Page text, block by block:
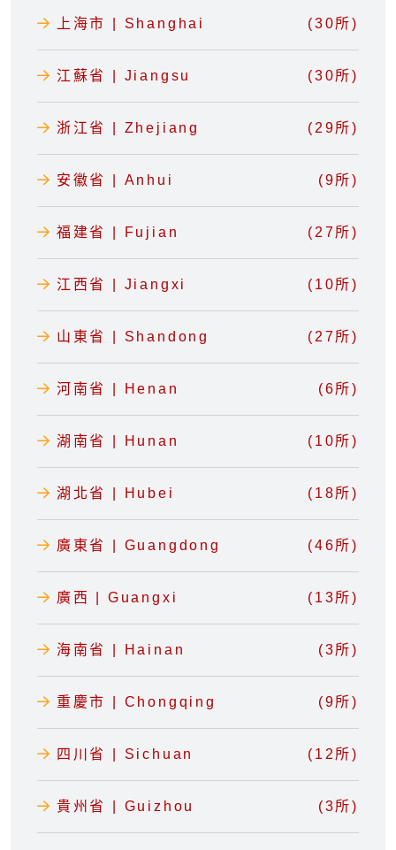
上海市 | Shanghai (30所)
江蘇省 | Jiangsu (30所)
浙江省 | Zhejiang (29所)
安徽省 | Anhui (9所)
福建省 | Fujian (27所)
江西省 | Jiangxi (10所)
山東省 | Shandong (27所)
河南省 | Henan (6所)
湖南省 | Hunan (10所)
湖北省 | Hubei (18所)
廣東省 | Guangdong (46所)
廣西 | Guangxi (13所)
海南省 | Hainan (3所)
重慶市 | Chongqing (9所)
四川省 | Sichuan (12所)
貴州省 | Guizhou (3所)